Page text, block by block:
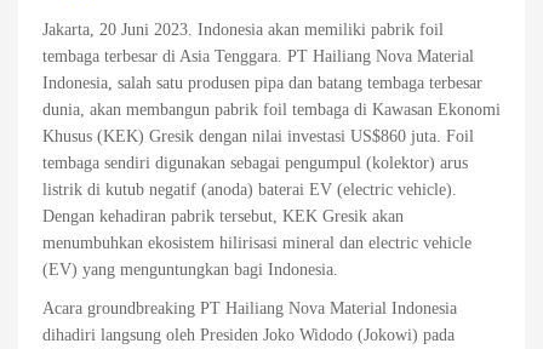
Jakarta, 20 Juni 2023. Indonesia akan memiliki pabrik foil
tembaga terbesar di Asia Tenggara. PT Hailiang Nova Material
Indonesia, salah satu produsen pipa dan batang tembaga terbesar
dunia, akan membangun pabrik foil tembaga di Kawasan Ekonomi
Khusus (KEK) Gresik dengan nilai investasi US$860 juta. Foil
tembaga sendiri digunakan sebagai pengumpul (kolektor) arus
listrik di kutub negatif (anoda) baterai EV (electric vehicle).
Dengan kehadiran pabrik tersebut, KEK Gresik akan
menumbuhkan ekosistem hilirisasi mineral dan electric vehicle
(EV) yang menguntungkan bagi Indonesia.
Acara groundbreaking PT Hailiang Nova Material Indonesia
dihadiri langsung oleh Presiden Joko Widodo (Jokowi) pada